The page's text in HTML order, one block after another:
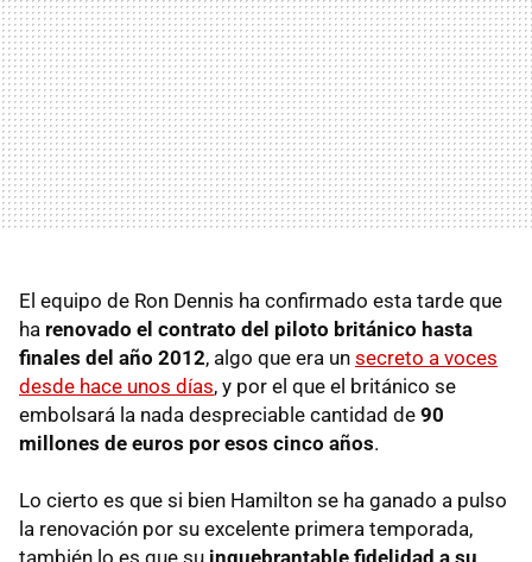
El equipo de Ron Dennis ha confirmado esta tarde que
ha renovado el contrato del piloto británico hasta
finales del año 2012, algo que era un secreto a voces
desde hace unos días, y por el que el británico se
embolsará la nada despreciable cantidad de 90
millones de euros por esos cinco años.
Lo cierto es que si bien Hamilton se ha ganado a pulso
la renovación por su excelente primera temporada,
también lo es que su inquebrantable fidelidad a su